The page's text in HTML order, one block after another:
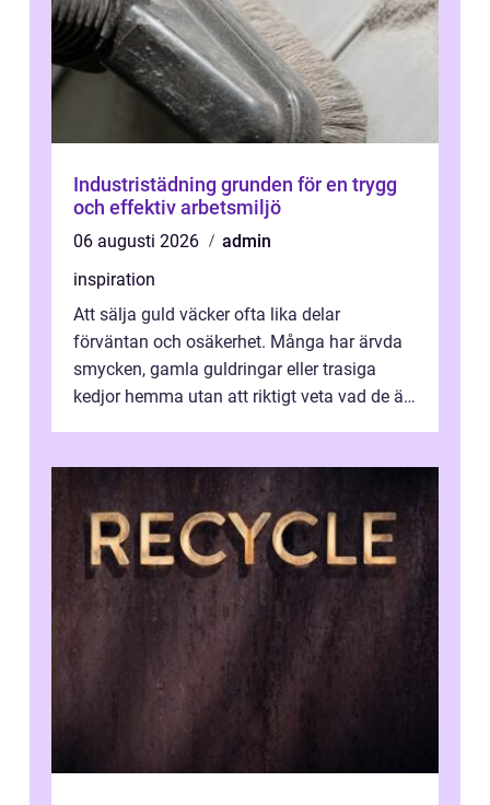
Industristädning grunden för en trygg
och effektiv arbetsmiljö
06 augusti 2026
admin
inspiration
Att sälja guld väcker ofta lika delar
förväntan och osäkerhet. Många har ärvda
smycken, gamla guldringar eller trasiga
kedjor hemma utan att riktigt veta vad de är